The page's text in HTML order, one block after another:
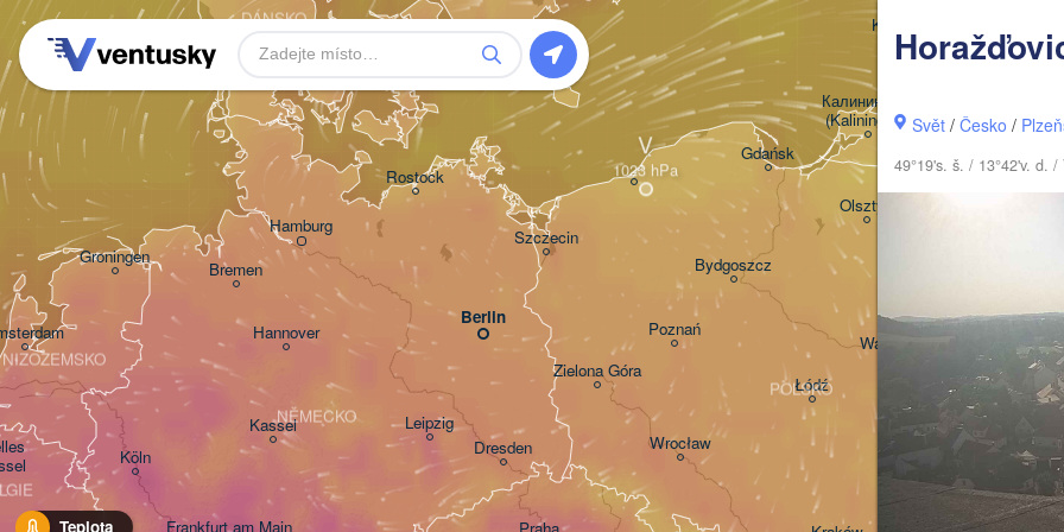
Svět /Česko /
49°19's. š. / 13°42'v. d.
Teplota
DÁNSKO
Hamburg
Köln
Frankfurt am Main
Bremen
Hannover
Kassel
Groningen
NĚMECKO
NIZOZEMSKO
Berlin
Warszawa
København
Łódź
Wrocław
Leipzig
Dresden
Poznań
Rostock
Olsztyn
Klaipėda
Zielona Góra
Szczecin
Gdańsk
Калининград
(Kaliningrad)
Bydgoszcz
POLSKO
Lublin
Брэст
(Brest)
V